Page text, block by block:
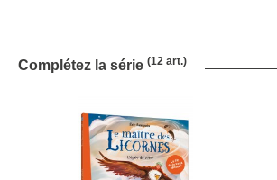
Complétez la série (12 art.)